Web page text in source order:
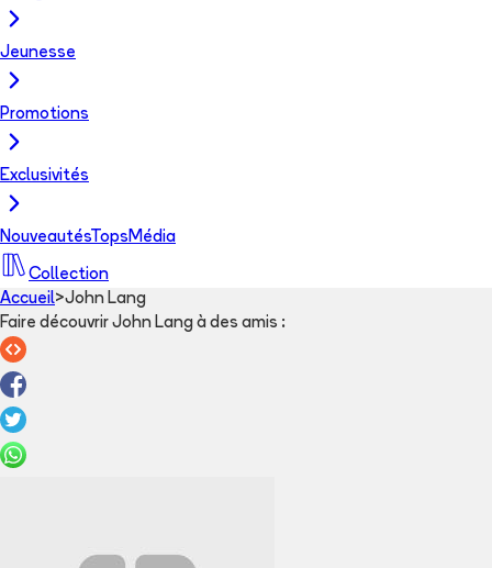
Jeunesse
Promotions
Exclusivités
NouveautésTops Média
Collection
Accueil>John Lang
Faire découvrir John Lang à des amis :